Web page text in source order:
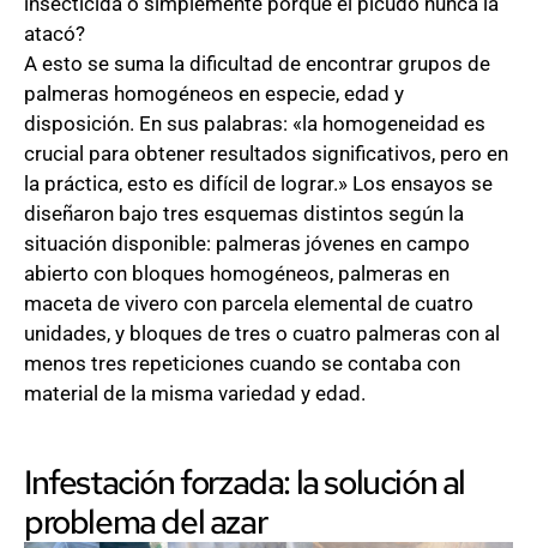
atacó?
A esto se suma la dificultad de encontrar grupos de
palmeras homogéneos en especie, edad y
disposición. En sus palabras: «la homogeneidad es
crucial para obtener resultados significativos, pero en
la práctica, esto es difícil de lograr.» Los ensayos se
diseñaron bajo tres esquemas distintos según la
situación disponible: palmeras jóvenes en campo
abierto con bloques homogéneos, palmeras en
maceta de vivero con parcela elemental de cuatro
unidades, y bloques de tres o cuatro palmeras con al
menos tres repeticiones cuando se contaba con
material de la misma variedad y edad.
Infestación forzada: la solución al
problema del azar